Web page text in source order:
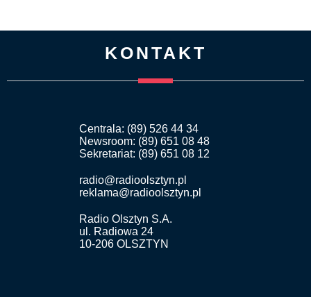
KONTAKT
Centrala: (89) 526 44 34
Newsroom: (89) 651 08 48
Sekretariat: (89) 651 08 12
radio@radioolsztyn.pl
reklama@radioolsztyn.pl
Radio Olsztyn S.A.
ul. Radiowa 24
10-206 OLSZTYN